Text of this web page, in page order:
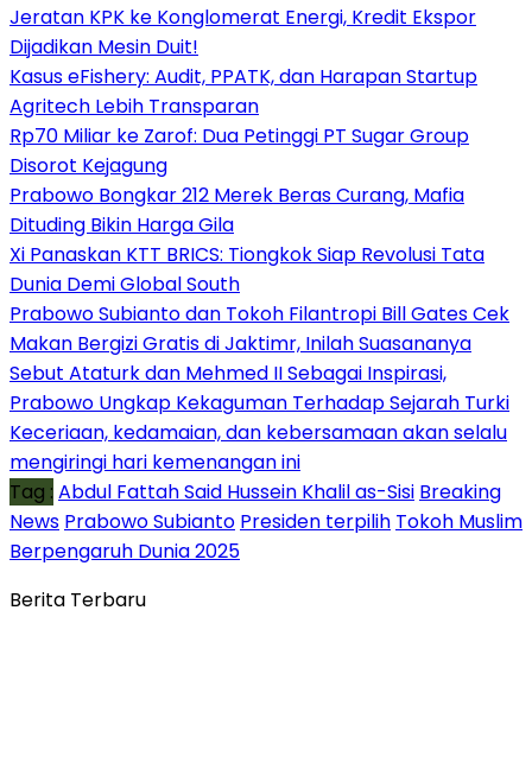
Jeratan KPK ke Konglomerat Energi, Kredit Ekspor
Dijadikan Mesin Duit!
Kasus eFishery: Audit, PPATK, dan Harapan Startup
Agritech Lebih Transparan
Rp70 Miliar ke Zarof: Dua Petinggi PT Sugar Group
Disorot Kejagung
Prabowo Bongkar 212 Merek Beras Curang, Mafia
Dituding Bikin Harga Gila
Xi Panaskan KTT BRICS: Tiongkok Siap Revolusi Tata
Dunia Demi Global South
Prabowo Subianto dan Tokoh Filantropi Bill Gates Cek
Makan Bergizi Gratis di Jaktimr, Inilah Suasananya
Sebut Ataturk dan Mehmed II Sebagai Inspirasi,
Prabowo Ungkap Kekaguman Terhadap Sejarah Turki
Keceriaan, kedamaian, dan kebersamaan akan selalu
mengiringi hari kemenangan ini
Tag : Abdul Fattah Said Hussein Khalil as-Sisi Breaking
News Prabowo Subianto Presiden terpilih Tokoh Muslim
Berpengaruh Dunia 2025
Berita Terbaru